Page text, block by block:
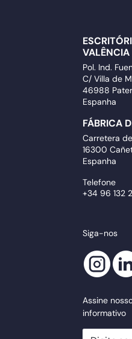
VALÊNCIA
Pol. Ind.
C/ Villa de
46988
Espanha
FÁBRICA
Carretera
16300
Espanha
Telefone
+34 96 132
Siga-nos
Assine
informativo
newsletter.suscribe